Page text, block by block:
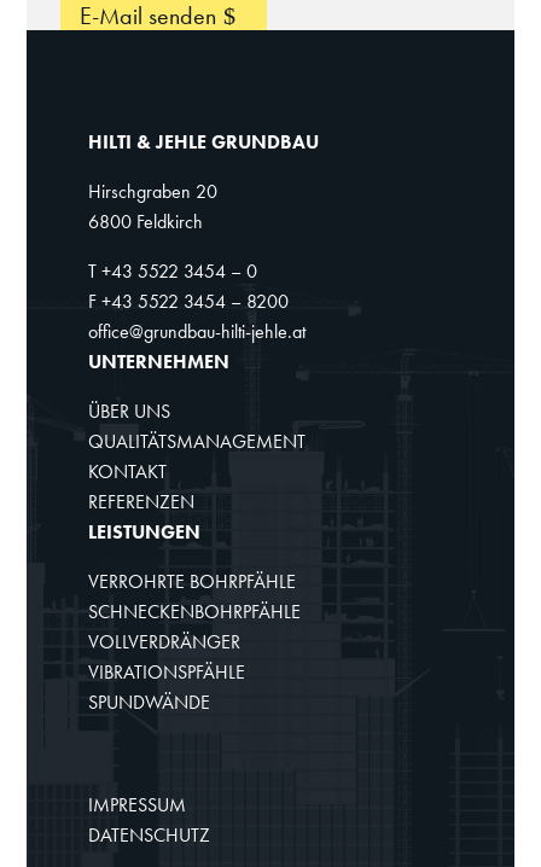
E-Mail senden
HILTI & JEHLE GRUNDBAU
Hirschgraben 20
6800 Feldkirch
T +43 5522 3454 – 0
F +43 5522 3454 – 8200
office@grundbau-hilti-jehle.at
UNTERNEHMEN
ÜBER UNS
QUALITÄTSMANAGEMENT
KONTAKT
REFERENZEN
LEISTUNGEN
VERROHRTE BOHRPFÄHLE
SCHNECKENBOHRPFÄHLE
VOLLVERDRÄNGER
VIBRATIONSPFÄHLE
SPUNDWÄNDE
IMPRESSUM
DATENSCHUTZ